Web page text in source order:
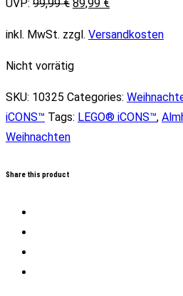
UVP: 99,99€ Ursprünglicher
war:
99,99 €
89,99 €Aktueller
ist:
inkl. MwSt. zzgl. Versandkosten
Nicht vorrätig
SKU: 10325 Categories:
iCONS™ Tags: LEGO® iCONS™,
Weihnachten
Share this product